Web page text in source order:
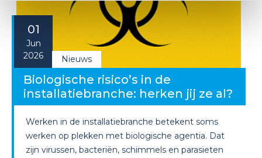
01
Jun
2026
Nieuws
Biologische risico’s in de
installatiebranche: herken jij ze al?
Werken in de installatiebranche betekent soms
werken op plekken met biologische agentia. Dat
zijn virussen, bacteriën, schimmels en parasieten